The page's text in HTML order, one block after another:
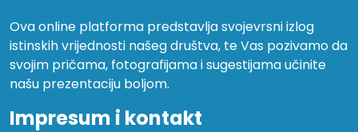
Ova online platforma predstavlja svojevrsni izlog
istinskih vrijednosti našeg društva, te Vas pozivamo da
svojim pričama, fotografijama i sugestijama učinite
našu prezentaciju boljom.
Impresum i kontakt